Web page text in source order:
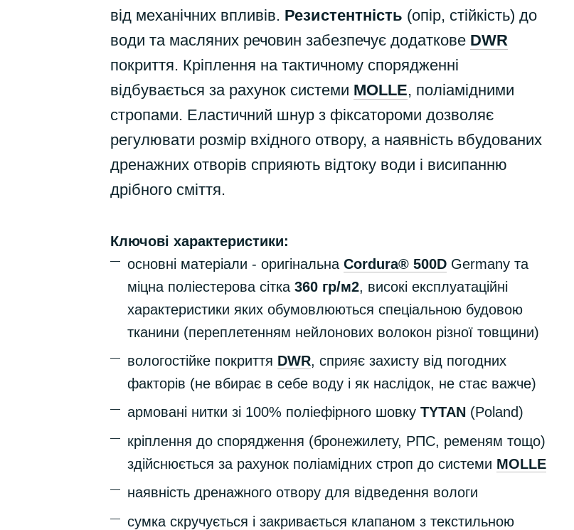
від механічних впливів. Резистентність (опір, стійкість) до
води та масляних речовин забезпечує додаткове DWR
покриття. Кріплення на тактичному спорядженні
відбувається за рахунок системи MOLLE, поліамідними
стропами. Еластичний шнур з фіксатороми дозволяє
регулювати розмір вхідного отвору, а наявність вбудованих
дренажних отворів сприяють відтоку води і висипанню
дрібного сміття.
Ключові характеристики:
основні матеріали - оригінальна Cordura® 500D Germany та
міцна поліестерова сітка 360 гр/м2, високі експлуатаційні
характеристики яких обумовлюються спеціальною будовою
тканини (переплетенням нейлонових волокон різної товщини)
вологостійке покриття DWR, сприяє захисту від погодних
факторів (не вбирає в себе воду і як наслідок, не стає важче)
армовані нитки зі 100% поліефірного шовку TYTAN (Poland)
кріплення до спорядження (бронежилету, РПС, ременям тощо)
здійснюється за рахунок поліамідних строп до системи MOLLE
наявність дренажного отвору для відведення вологи
сумка скручується і закривається клапаном з текстильною